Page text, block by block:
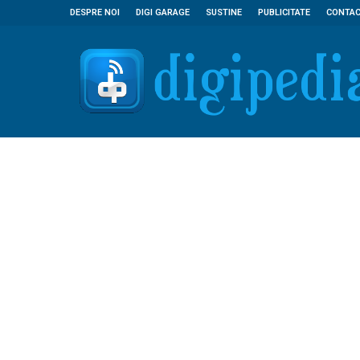
DESPRE NOI DIGI GARAGE SUSTINE PUBLICITATE